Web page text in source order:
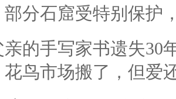
部分石窟受特别保护
亲的手写家书遗失30
花鸟市场搬了，但爱